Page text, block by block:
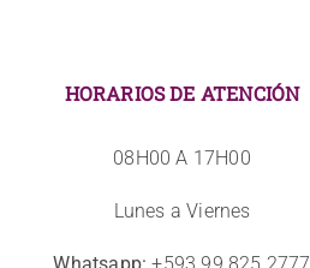
HORARIOS DE ATENCIÓN
08H00 A 17H00
Lunes a Viernes